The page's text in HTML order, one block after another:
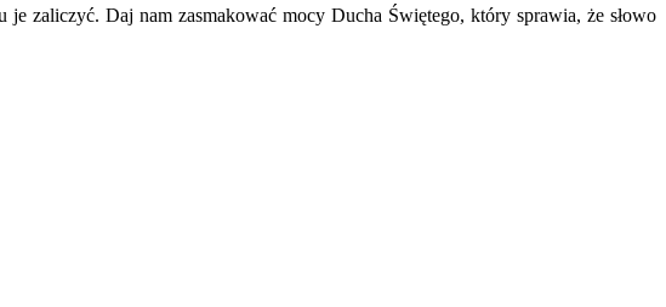
zaliczyć. Daj nam zasmakować mocy Ducha Świętego, który sprawia, że słowo